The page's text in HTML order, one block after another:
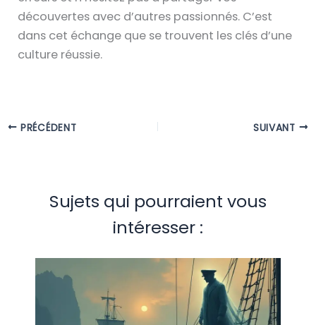
découvertes avec d’autres passionnés. C’est
dans cet échange que se trouvent les clés d’une
culture réussie.
PRÉCÉDENT SUIVANT
Sujets qui pourraient vous
intéresser :